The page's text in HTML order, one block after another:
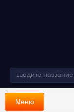
Меню